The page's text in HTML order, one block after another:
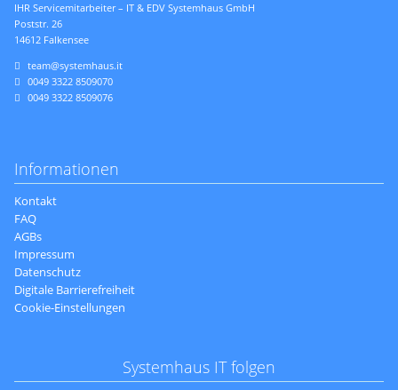
IHR Servicemitarbeiter – IT & EDV Systemhaus GmbH
Poststr. 26
14612 Falkensee
team@systemhaus.it
0049 3322 8509070
0049 3322 8509076
Informationen
Navigation
überspringen
Kontakt
FAQ
AGBs
Impressum
Datenschutz
Digitale Barrierefreiheit
Cookie-Einstellungen
Systemhaus IT folgen